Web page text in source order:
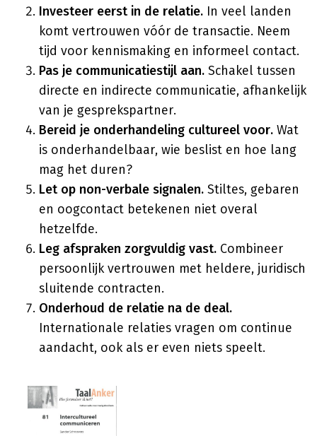
Investeer eerst in de relatie. In veel landen
komt vertrouwen vóór de transactie. Neem
tijd voor kennismaking en informeel contact.
Pas je communicatiestijl aan. Schakel tussen
directe en indirecte communicatie, afhankelijk
van je gesprekspartner.
Bereid je onderhandeling cultureel voor. Wat
is onderhandelbaar, wie beslist en hoe lang
mag het duren?
Let op non-verbale signalen. Stiltes, gebaren
en oogcontact betekenen niet overal
hetzelfde.
Leg afspraken zorgvuldig vast. Combineer
persoonlijk vertrouwen met heldere, juridisch
sluitende contracten.
Onderhoud de relatie na de deal.
Internationale relaties vragen om continue
aandacht, ook als er even niets speelt.